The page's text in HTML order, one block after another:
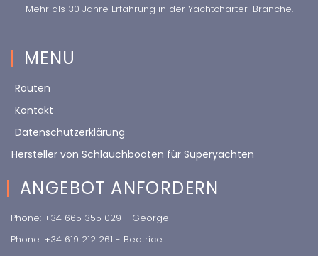
Mehr als 30 Jahre Erfahrung in der Yachtcharter-Branche.
MENU
Routen
Kontakt
Datenschutzerklärung
Hersteller von Schlauchbooten für Superyachten
ANGEBOT ANFORDERN
Phone: +34 665 355 029 - George
Phone: +34 619 212 261 - Beatrice